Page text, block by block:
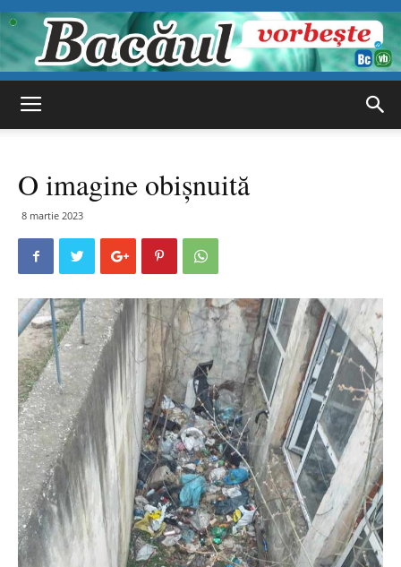
vorbește
O imagine obișnuită
8 martie 2023